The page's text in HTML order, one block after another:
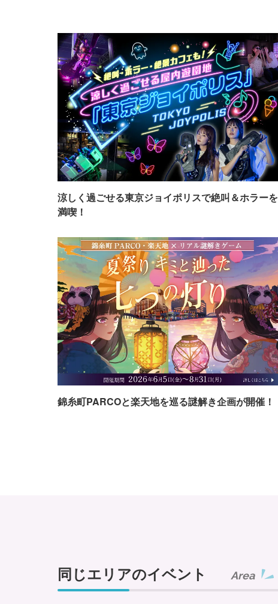
涼しく過ごせる東京ジョイポリスで絶叫＆ホラーを
満喫！
錦糸町PARCOと楽天地を巡る謎解き企画が開催！
同じエリアのイベント Area